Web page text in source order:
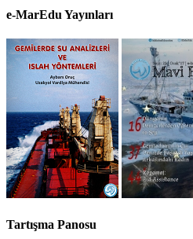
e-MarEdu Yayınları
Tartışma Panosu